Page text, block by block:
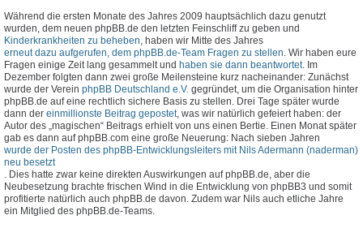
Während die ersten Monate des Jahres 2009 hauptsächlich dazu genutzt
wurden, dem neuen phpBB.de den letzten Feinschliff zu geben und
Kinderkrankheiten zu beheben, haben wir Mitte des Jahres
erneut dazu aufgerufen, dem phpBB.de-Team Fragen zu stellen. Wir haben eure
Fragen einige Zeit lang gesammelt und haben sie dann beantwortet. Im
Dezember folgten dann zwei große Meilensteine kurz nacheinander: Zunächst
wurde der Verein phpBB Deutschland e.V. gegründet, um die Organisation hinter
phpBB.de auf eine rechtlich sichere Basis zu stellen. Drei Tage später wurde
dann der einmillionste Beitrag gepostet, was wir natürlich gefeiert haben: der
Autor des „magischen“ Beitrags erhielt von uns einen Bertie. Einen Monat später
gab es dann auf phpBB.com eine große Neuerung: Nach sieben Jahren
wurde der Posten des phpBB-Entwicklungsleiters mit Nils Adermann (naderman)
neu besetzt
. Dies hatte zwar keine direkten Auswirkungen auf phpBB.de, aber die
Neubesetzung brachte frischen Wind in die Entwicklung von phpBB3 und somit
profitierte natürlich auch phpBB.de davon. Zudem war Nils auch etliche Jahre
ein Mitglied des phpBB.de-Teams.